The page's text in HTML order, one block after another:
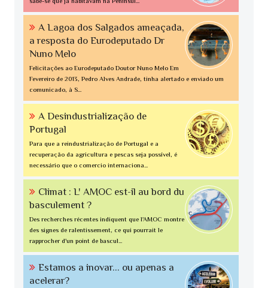
A Lagoa dos Salgados ameaçada,
a resposta do Eurodeputado Dr
Nuno Melo
Felicitações ao Eurodeputado Doutor Nuno Melo Em
Fevereiro de 2013, Pedro Alves Andrade, tinha alertado e enviado um
comunicado, à S...
A Desindustrialização de
Portugal
Para que a reindustrialização de Portugal e a
recuperação da agricultura e pescas seja possível, é
necessário que o comercio internaciona...
Climat : L' AMOC est-il au bord du
basculement ?
Des recherches récentes indiquent que l'AMOC montre
des signes de ralentissement, ce qui pourrait le
rapprocher d'un point de bascul...
Estamos a inovar... ou apenas a
acelerar?